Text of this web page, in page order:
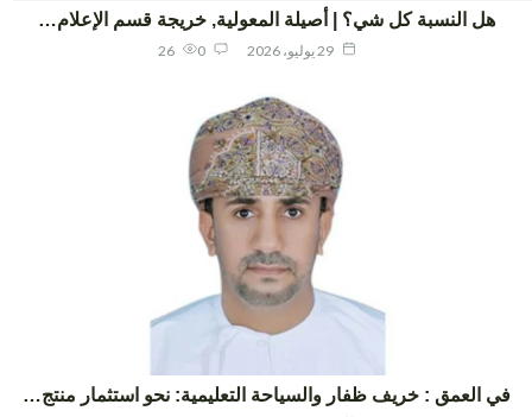
هل النسبة كل شي؟ | أصيلة المعولية, خريجة قسم الإعلام…
26
العمق : خريف ظفار والسياحة التعليمية: نحو استثمار منتج…